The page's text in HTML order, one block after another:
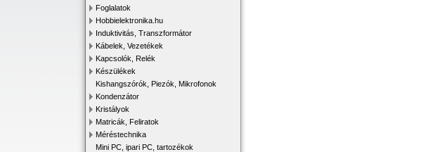
Foglalatok
Hobbielektronika.hu
Induktivitás, Transzformátor
Kábelek, Vezetékek
Kapcsolók, Relék
Készülékek
Kishangszórók, Piezók, Mikrofonok
Kondenzátor
Kristályok
Matricák, Feliratok
Méréstechnika
Mini PC, ipari PC, tartozékok